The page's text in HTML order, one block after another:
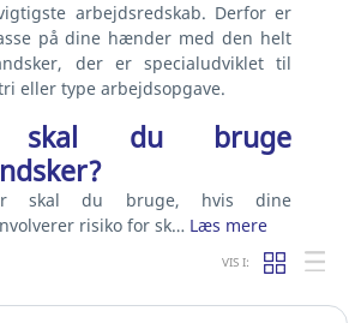
arbejdsredskab. Derfor er
på dine hænder med den helt
der er specialudviklet til
eller type arbejdsopgave.
skal du bruge
skal du bruge, hvis dine
risiko for sk… Læs mere
VIS I: